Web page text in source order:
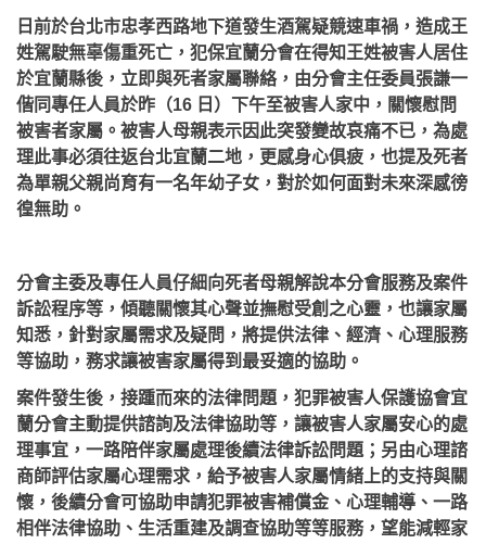
日前於台北市忠孝西路地下道發生酒駕疑競速車禍，造成王
姓駕駛無辜傷重死亡，犯保宜蘭分會在得知王姓被害人居住
於宜蘭縣後，立即與死者家屬聯絡，由分會主任委員張謙一
偕同專任人員於昨（16 日）下午至被害人家中，關懷慰問
被害者家屬。被害人母親表示因此突發變故哀痛不已，為處
理此事必須往返台北宜蘭二地，更感身心俱疲，也提及死者
為單親父親尚育有一名年幼子女，對於如何面對未來深感徬
徨無助。
分會主委及專任人員仔細向死者母親解說本分會服務及案件
訴訟程序等，傾聽關懷其心聲並撫慰受創之心靈，也讓家屬
知悉，針對家屬需求及疑問，將提供法律、經濟、心理服務
等協助，務求讓被害家屬得到最妥適的協助。
案件發生後，接踵而來的法律問題，犯罪被害人保護協會宜
蘭分會主動提供諮詢及法律協助等，讓被害人家屬安心的處
理事宜，一路陪伴家屬處理後續法律訴訟問題；另由心理諮
商師評估家屬心理需求，給予被害人家屬情緒上的支持與關
懷，後續分會可協助申請犯罪被害補償金、心理輔導、一路
相伴法律協助、生活重建及調查協助等等服務，望能減輕家